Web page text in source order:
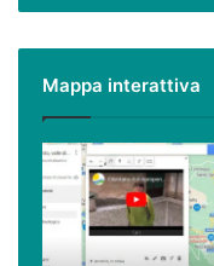
peperoncino,
ma
eccezionali.
Mappa interattiva
Cilento,
Vallo
di
Diano
ed